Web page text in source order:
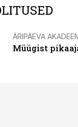
ÄRIPÄEVA
Müügist